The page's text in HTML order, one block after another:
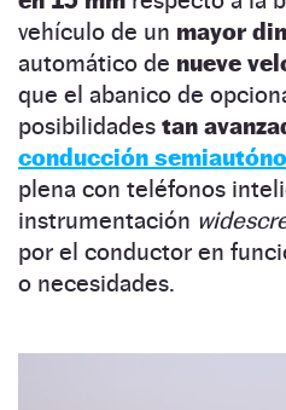
vehículo de un mayor
automático de nueve
que el abanico de
posibilidades tan
conducción
plena con teléfonos
instrumentación
por el conductor en
o necesidades.